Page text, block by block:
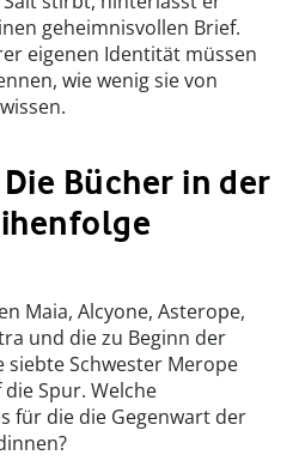
geheimnisvollen Brief.
eigenen Identität müssen
wie wenig sie von
Bücher in der
Maia, Alcyone, Asterope,
und die zu Beginn der
Schwester Merope
Spur. Welche
für die die Gegenwart der